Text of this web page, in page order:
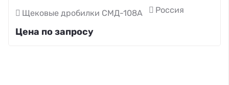
Щековые дробилки СМД-108А Россия
Цена по запросу